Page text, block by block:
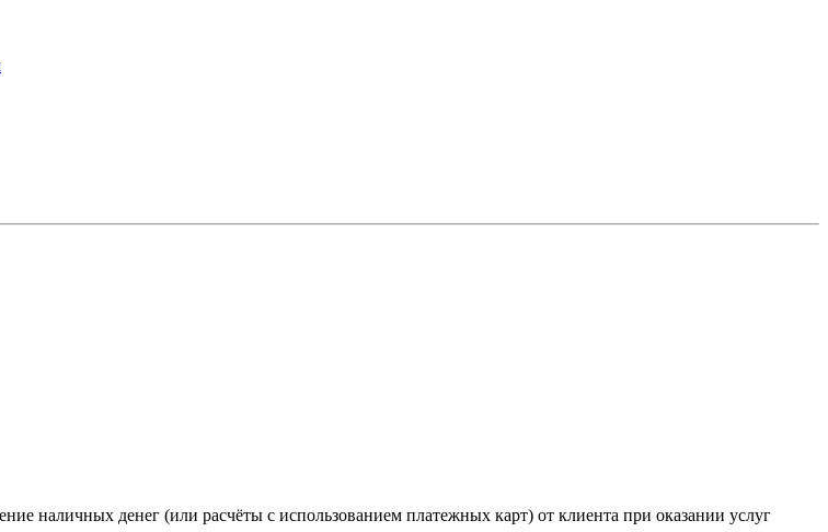
наличных денег (или расчёты с использованием платежных карт) от клиента при оказании услуг